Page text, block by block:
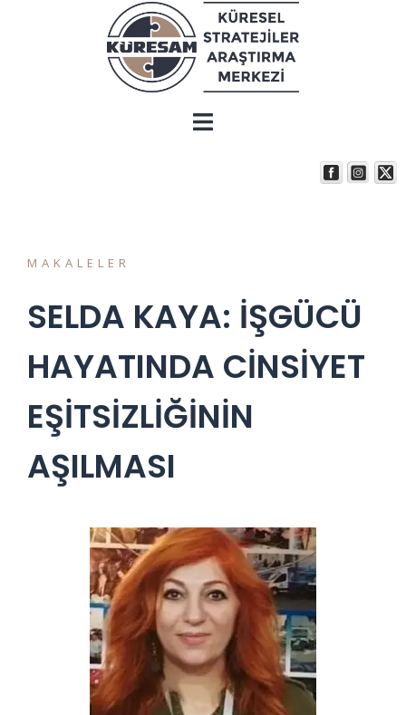
MAKALELER
SELDA KAYA: İŞGÜCÜ
HAYATINDA CİNSİYET
EŞİTSİZLİĞİNİN
AŞILMASI